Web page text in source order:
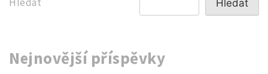
Hledat
Nejnovější příspěvky